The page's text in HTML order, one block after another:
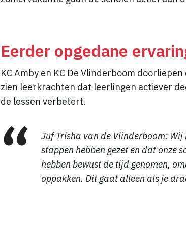
Eerder opgedane
KC Amby en KC De Vlinderboom
zien leerkrachten dat leerlingen actiever
de lessen verbetert.
Juf Trisha van de Vlinderboom:
stappen hebben gezet en dat onze
hebben bewust de tijd genomen,
oppakken. Dit gaat alleen als je